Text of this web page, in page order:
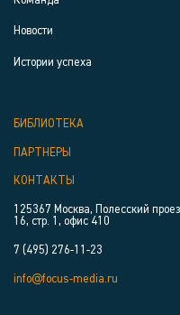
Новости
Истории успеха
БИБЛИОТЕКА
ПАРТНЕРЫ
КОНТАКТЫ
125367 Москва, Полесский
16, стр. 1, офис 410
7 (495) 276-11-23
info@focus-media.ru